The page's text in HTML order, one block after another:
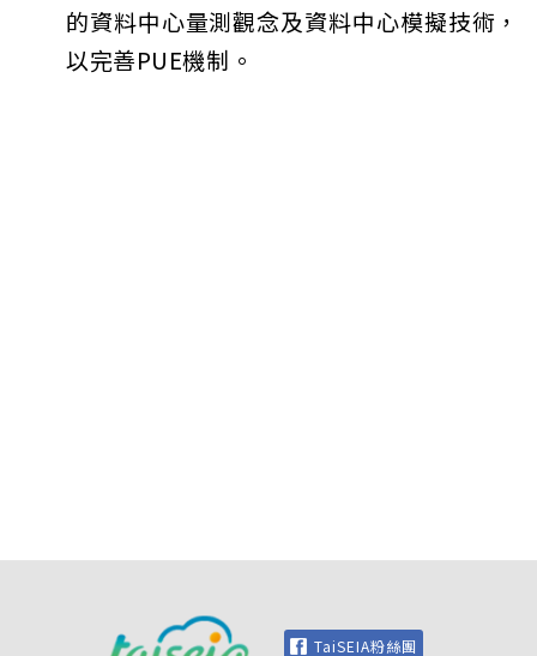
的資料中心量測觀念及資料中心模擬技術，
以完善PUE機制。
TaiSEIA粉絲團